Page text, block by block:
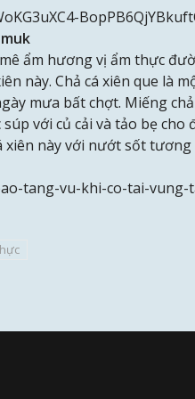
ẩm hương vị ẩm thực
này. Chả cá xiên que là
mưa bất chợt. Miếng
với củ cải và tảo bẹ cho
xiên này với nướt sốt